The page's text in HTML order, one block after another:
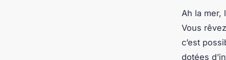
Ah la mer,
Vous
c’est
dotées